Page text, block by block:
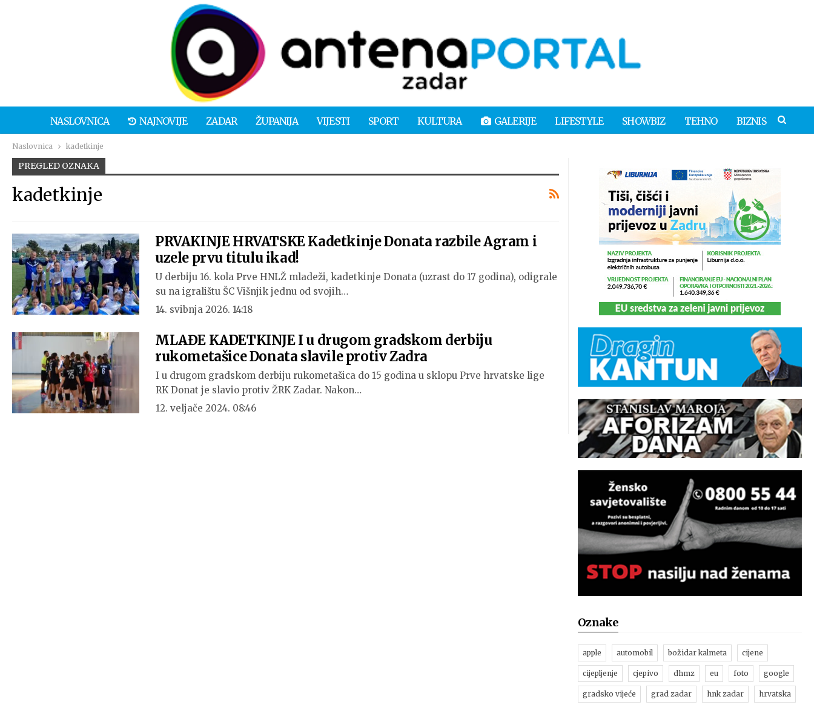
NASLOVNICA NAJNOVIJE ZADAR ŽUPANIJA VIJESTI SPORT KULTURA GALERIJE LIFESTYLE SHOWBIZ TEHNO BIZNIS
Naslovnica kadetkinje
PREGLED OZNAKA
kadetkinje
PRVAKINJE HRVATSKE Kadetkinje Donata razbile Agram i
uzele prvu titulu ikad!
U derbiju 16. kola Prve HNLŽ mladeži, kadetkinje Donata (uzrast do 17 godina), odigrale
su na igralištu ŠC Višnjik jednu od svojih…
14. svibnja 2026. 14:18
MLAĐE KADETKINJE I u drugom gradskom derbiju
rukometašice Donata slavile protiv Zadra
I u drugom gradskom derbiju rukometašica do 15 godina u sklopu Prve hrvatske lige
RK Donat je slavio protiv ŽRK Zadar. Nakon…
12. veljače 2024. 08:46
Oznake
apple automobil božidar kalmeta cijene
cijepljenje cjepivo dhmz eu foto google
gradsko vijeće grad zadar hnk zadar hrvatska